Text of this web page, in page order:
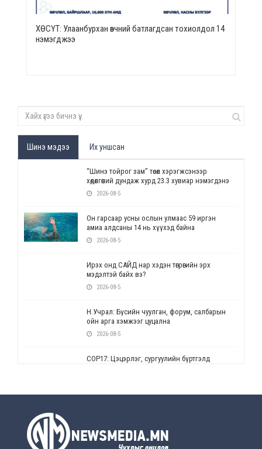
ХӨСҮТ: Улаанбурхан өвчний батлагдсан тохиолдол 14
нэмэгджээ
Шинэ мэдээ Их уншсан
“Шинэ тойрог зам” төсөл хэрэгжсэнээр
хөдөлгөөний дундаж хурд 23.3 хувиар нэмэгдэнэ
2026-08-5
Он гарсаар усны ослын улмаас 59 иргэн
амиа алдсаны 14 нь хүүхэд байна
2026-08-5
Ирэх онд САЙД нар хэдэн төгрөгийн эрх
мэдэлтэй байх вэ?
2026-08-5
Н.Учрал: Бүсийн чуулган, форум, салбарын
ойн арга хэмжээг цуцална
2026-08-5
СОР17: Цэцэрлэг, сургуулийн бүртгэлд
2026-08-5